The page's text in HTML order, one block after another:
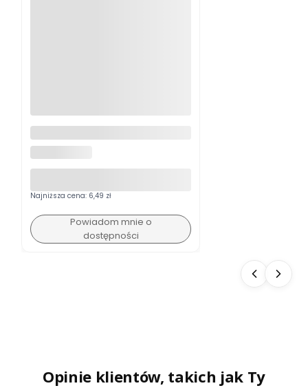
powlekana PE 16mm 180 cm
palik do podpierania roślin
Najniższa cena: 6,49 zł
Powiadom mnie o
dostępności
Opinie klientów, takich jak Ty